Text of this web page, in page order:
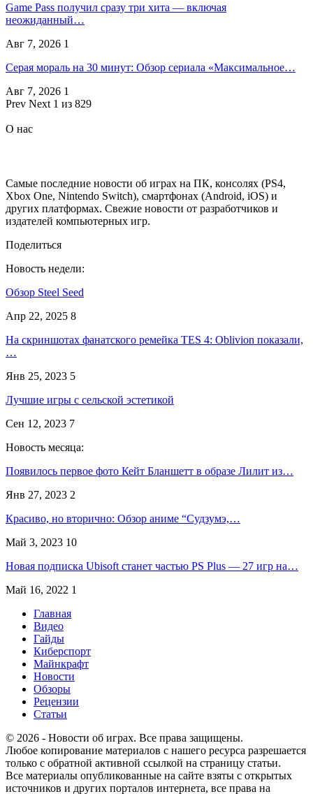
Game Pass получил сразу три хита — включая
неожиданный…
Авг 7, 2026 1
Серая мораль на 30 минут: Обзор сериала «Максимальное…
Авг 7, 2026 1
Prev Next 1 из 829
О нас
Самые последние новости об играх на ПК, консолях (PS4,
Xbox One, Nintendo Switch), смартфонах (Android, iOS) и
других платформах. Свежие новости от разработчиков и
издателей компьютерных игр.
Поделиться
Новость недели:
Обзор Steel Seed
Апр 22, 2025 8
На скриншотах фанатского ремейка TES 4: Oblivion показали,
…
Янв 25, 2023 5
Лучшие игры с сельской эстетикой
Сен 12, 2023 7
Новость месяца:
Появилось первое фото Кейт Бланшетт в образе Лилит из…
Янв 27, 2023 2
Красиво, но вторично: Обзор аниме “Судзумэ,…
Май 3, 2023 10
Новая подписка Ubisoft станет частью PS Plus — 27 игр на…
Май 16, 2022 1
Главная
Видео
Гайды
Киберспорт
Майнкрафт
Новости
Обзоры
Рецензии
Статьи
© 2026 - Новости об играх. Все права защищены.
Любое копирование материалов с нашего ресурса разрешается
только с обратной активной ссылкой на страницу статьи.
Все материалы опубликованные на сайте взяты с открытых
источников и других порталов интернета, все права на